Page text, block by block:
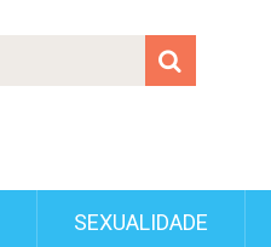
SEXUALIDADE